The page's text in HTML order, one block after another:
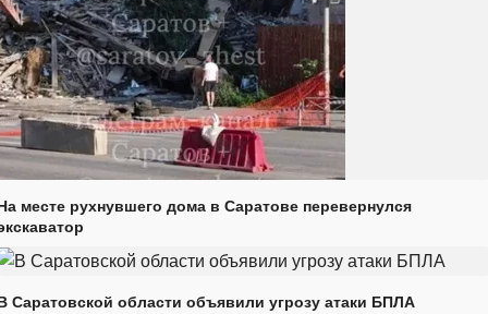
месте рухнувшего дома в Саратове перевернулся
Саратовской области объявили угрозу атаки БПЛА